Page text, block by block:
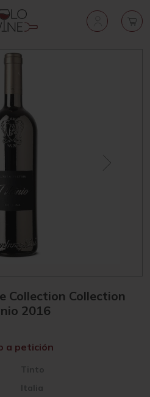
Collection Collection
2016
Italia
Tinto
a petición